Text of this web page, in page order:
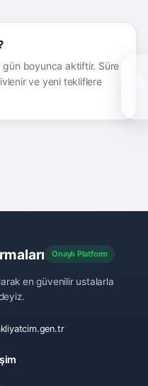
boyunca aktiftir. Süre
ve yeni tekliflere
Onaylı Platform
en güvenilir ustalarla